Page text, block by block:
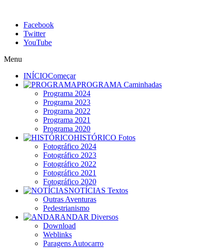
Facebook
Twitter
YouTube
Menu
INÍCIOComeçar
PROGRAMA Caminhadas
Programa 2024
Programa 2023
Programa 2022
Programa 2021
Programa 2020
HISTÓRICO Fotos
Fotográfico 2024
Fotográfico 2023
Fotográfico 2022
Fotográfico 2021
Fotográfico 2020
NOTÍCIAS Textos
Outras Aventuras
Pedestrianismo
ANDAR Diversos
Download
Weblinks
Paragens Autocarro